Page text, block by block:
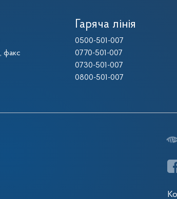
, факс
Гаряча лінія
0500-501-007
0770-501-007
0730-501-007
0800-501-007